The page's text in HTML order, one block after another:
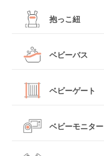
ベッドインベッド
クーファン
マットレス・布団
ベビーベッドその他
ジュニアシート
チャイルドシートその
他
すべて
ロッキングタイプ
抱っこ紐
すべて
ヒップシート
ベビーバス
ベビーゲート
すべて
ベビーモニター